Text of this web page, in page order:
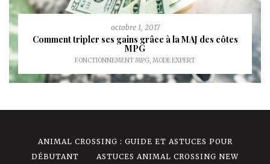
octobre 1, 2017
Comment tripler ses gains grâce à la MAJ des côtes
MPG
FONCTIONNEMENT MPG, MODE EXPERT
ANIMAL CROSSING : GUIDE ET ASTUCES POUR
DÉBUTANT
ASTUCES ANIMAL CROSSING NEW